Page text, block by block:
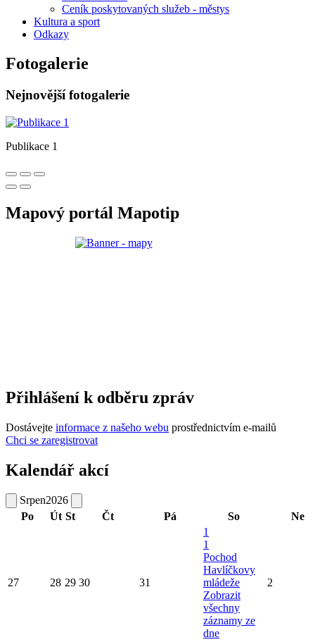
Ceník poskytovaných služeb - městys
Kultura a sport
Odkazy
Fotogalerie
Nejnovější fotogalerie
Publikace 1
Mapový portál Mapotip
Přihlášení k odběru zpráv
Dostávejte informace z našeho webu prostřednictvím e-mailů
Chci se zaregistrovat
Kalendář akcí
Srpen2026
Po
Út St Čt Pá So Ne
27 28 29 30 31
1
1
Pochod
Havlíčkovy
mládeže
Zobrazit
všechny
záznamy ze
dne
2